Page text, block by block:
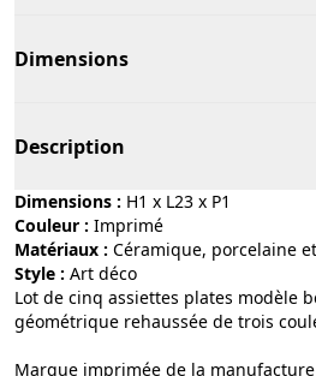
Dimensions
Description
Dimensions : H1 x L23 x P1
Couleur : imprimé
Matériaux :
céramique, porcelaine
Style :
art déco
Lot de cinq assiettes plates modèle
géométrique rehaussée de trois
Marque imprimée de la